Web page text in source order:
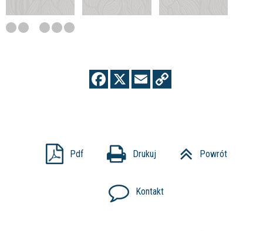
Pdf Drukuj Powrót
Kontakt